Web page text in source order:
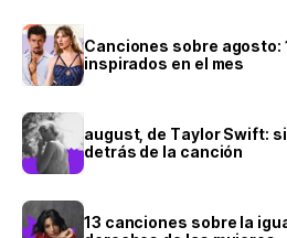
Canciones sobre agosto:
inspirados en el mes
august, de Taylor Swift:
detrás de la canción
13 canciones sobre la